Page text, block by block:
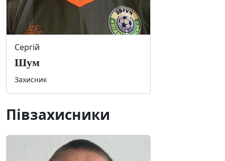
Сергій
Шум
Захисник
Півзахисники